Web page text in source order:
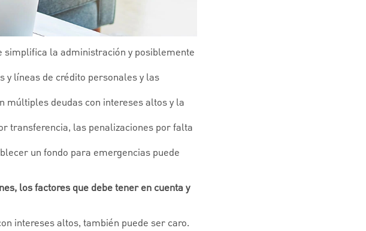
simplifica la administración y posiblemente
y líneas de crédito personales y las
múltiples deudas con intereses altos y la
transferencia, las penalizaciones por falta
un fondo para emergencias puede
los factores que debe tener en cuenta y
intereses altos, también puede ser caro.